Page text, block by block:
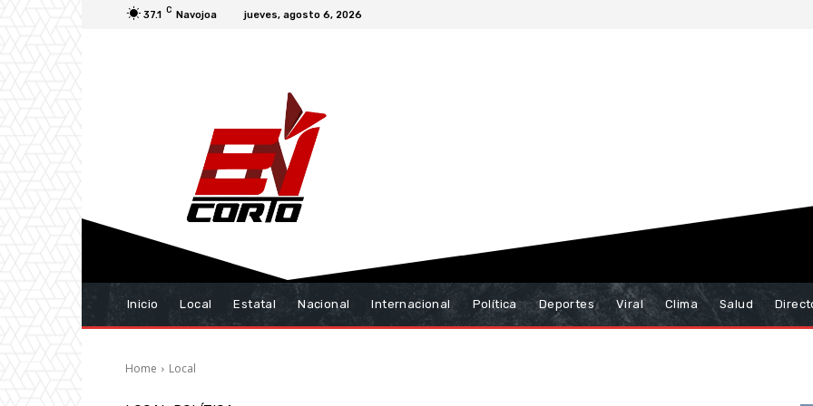
37.1 C Navojoa jueves, agosto 6, 2026
Inicio Local Estatal Nacional Internacional Política Deportes Viral Clima Salud
Home Local